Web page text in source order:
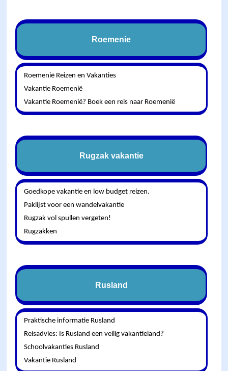
Roemenie
Roemenië Reizen en Vakanties
Vakantie Roemenië
Vakantie Roemenië? Boek een reis naar Roemenië
Rugzak vakantie
Goedkope vakantie en low budget reizen.
Paklijst voor een wandelvakantie
Rugzak vol spullen vergeten!
Rugzakken
Rusland
Praktische informatie Rusland
Reisadvies: Is Rusland een veilig vakantieland?
Schoolvakanties Rusland
Vakantie Rusland